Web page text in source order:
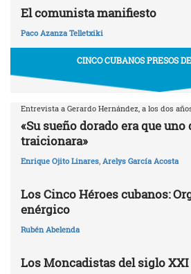
El comunista manifiesto
Paco Azanza Telletxiki
CINCO CUBANOS PRESOS
Entrevista a Gerardo Hernández, a los dos
«Su sueño dorado era que uno
traicionara»
Enrique Ojito Linares, Arelys García Acosta
Los Cinco Héroes cubanos:
enérgico
Rubén Abelenda
Los Moncadistas del siglo XXI